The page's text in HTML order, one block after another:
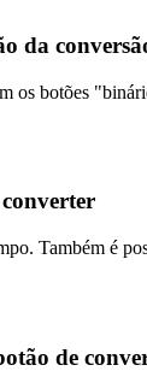
da
os botões
Também é
de